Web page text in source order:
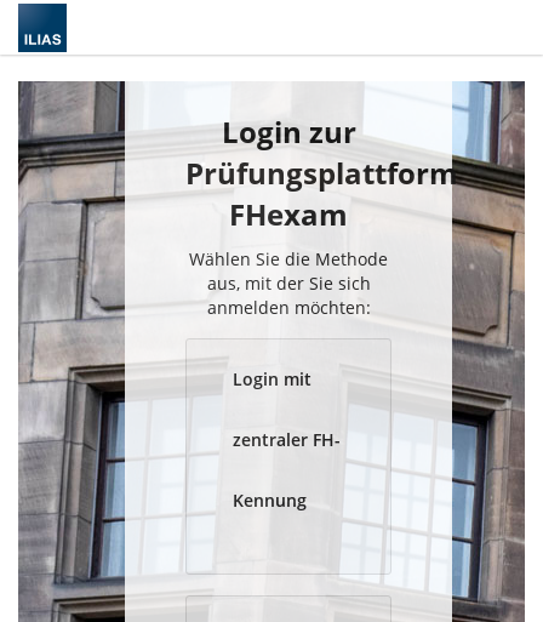
Login zur
Prüfungsplattform
FHexam
Wählen Sie die Methode
aus, mit der Sie sich
anmelden möchten:
Login mit
zentraler FH-
Kennung